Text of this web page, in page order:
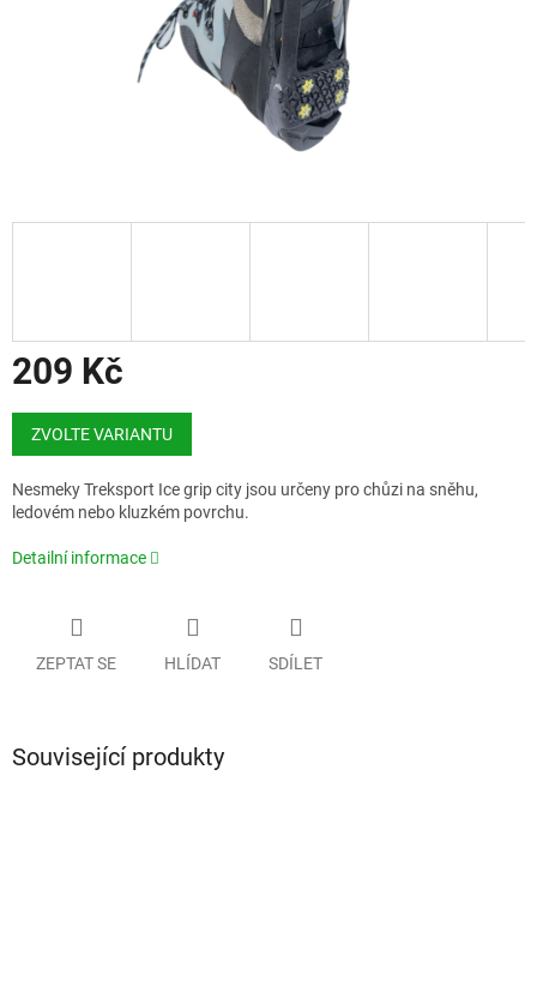
209 Kč
Měrná
cena:
ZVOLTE VARIANTU
Nesmeky Treksport Ice grip city jsou určeny pro chůzi na sněhu,
ledovém nebo kluzkém povrchu.
Detailní informace
ZEPTAT SE HLÍDAT SDÍLET
Související produkty